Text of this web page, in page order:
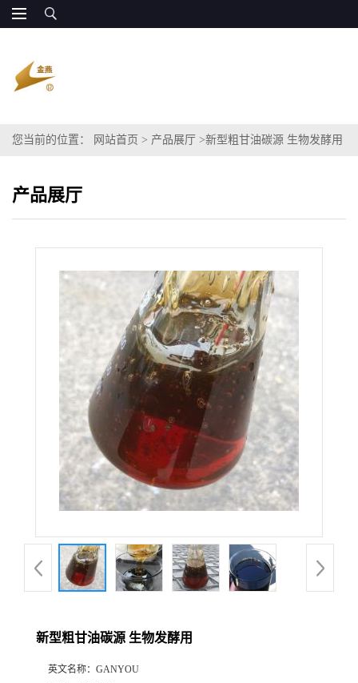
您当前的位置： 网站首页 > 产品展厅 >新型粗甘油碳源 生物发酵用
产品展厅
新型粗甘油碳源 生物发酵用
英文名称： GANYOU